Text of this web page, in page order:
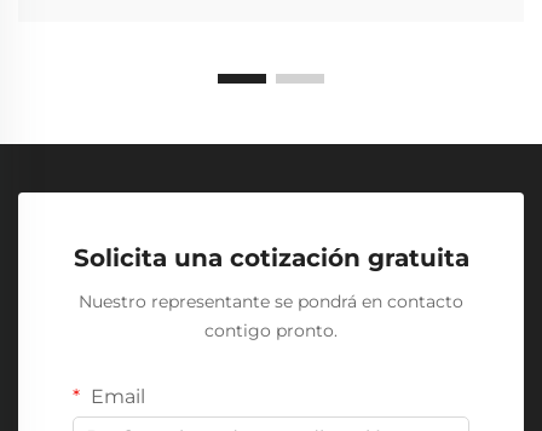
Solicita una cotización gratuita
Nuestro representante se pondrá en contacto
contigo pronto.
Email